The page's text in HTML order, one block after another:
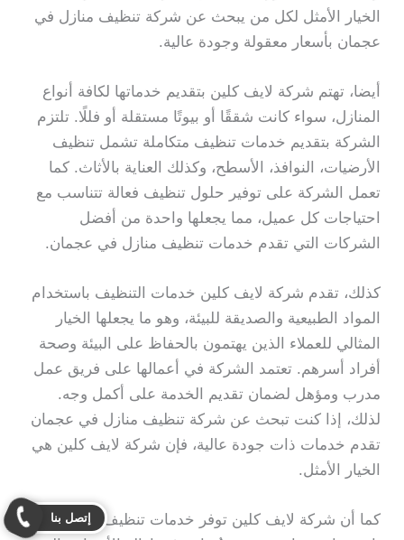
الخيار الأمثل لكل من يبحث عن شركة تنظيف منازل في
عجمان بأسعار معقولة وجودة عالية.
أيضا، تهتم شركة لايف كلين بتقديم خدماتها لكافة أنواع
المنازل، سواء كانت شققًا أو بيوتًا مستقلة أو فللًا. تلتزم
الشركة بتقديم خدمات تنظيف متكاملة تشمل تنظيف
الأرضيات، النوافذ، الأسطح، وكذلك العناية بالأثاث. كما
تعمل الشركة على توفير حلول تنظيف فعالة تتناسب مع
احتياجات كل عميل، مما يجعلها واحدة من أفضل
الشركات التي تقدم خدمات تنظيف منازل في عجمان.
كذلك، تقدم شركة لايف كلين خدمات التنظيف باستخدام
المواد الطبيعية والصديقة للبيئة، وهو ما يجعلها الخيار
المثالي للعملاء الذين يهتمون بالحفاظ على البيئة وصحة
أفراد أسرهم. تعتمد الشركة في أعمالها على فريق عمل
مدرب ومؤهل لضمان تقديم الخدمة على أكمل وجه.
لذلك، إذا كنت تبحث عن شركة تنظيف منازل في عجمان
تقدم خدمات ذات جودة عالية، فإن شركة لايف كلين هي
الخيار الأمثل.
كما أن شركة لايف كلين توفر خدمات تنظيف منازل
إتصل بنا